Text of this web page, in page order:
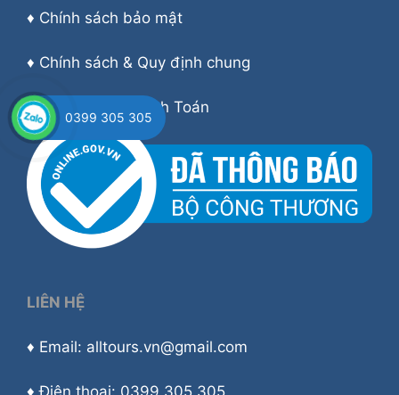
♦ Chính sách bảo mật
♦ Chính sách & Quy định chung
♦Hướng dẫn Thanh Toán
LIÊN HỆ
♦ Email: alltours.vn@gmail.com
0399 305 305